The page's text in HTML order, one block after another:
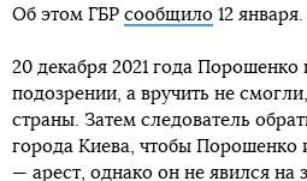
Об этом ГБР сообщило 12 января.
20 декабря 2021 года
подозрении, а вручить не
страны. Затем следователь
города Киева, чтобы Порошенко
— арест, однако он не явился на